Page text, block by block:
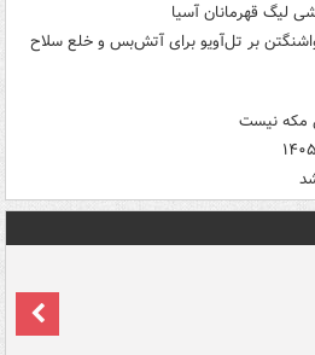
لیگ قهرمانان آسیا
واشنگتن بر تل‌آویو برای آتش‌بس و خلع سلاح
مکه نیست